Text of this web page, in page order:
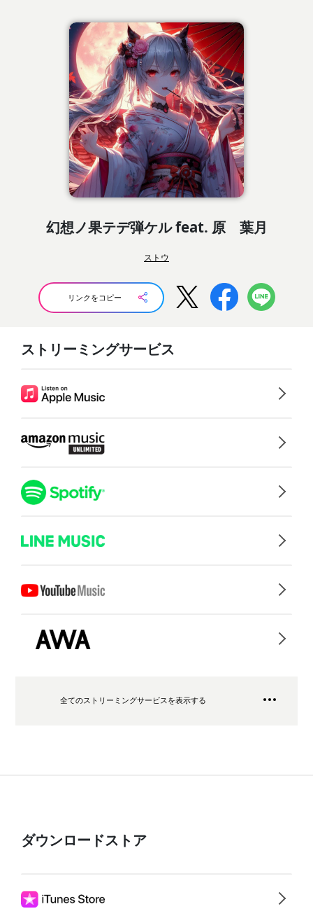
幻想ノ果テデ弾ケル feat. 原 葉月
ストウ
リンクをコピー
ストリーミングサービス
全てのストリーミングサービスを表示する
ダウンロードストア